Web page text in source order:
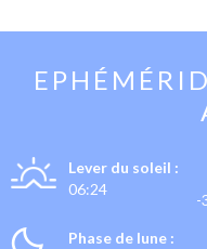
Lever du soleil :
06:24
-
Phase de lune :